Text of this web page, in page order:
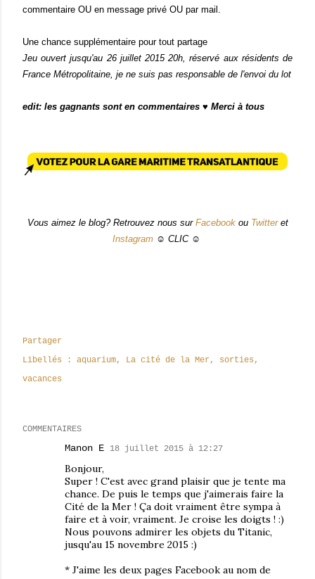
commentaire OU en message privé OU par mail.
Une chance supplémentaire pour tout partage
Jeu ouvert jusqu'au 26 juillet 2015 20h, réservé aux résidents de
France Métropolitaine, je ne suis pas responsable de l'envoi du lot
edit: les gagnants sont en commentaires ♥ Merci à tous
Vous aimez le blog? Retrouvez nous sur Facebookou Twitteret
Instagram☺ CLIC ☺
Partager
Libellés :
aquarium La cité de la Mer
sorties
vacances
COMMENTAIRES
Manon E 18 juillet 2015 à 12:27
Bonjour,
Super ! C'est avec grand plaisir que je tente ma
chance. De puis le temps que j'aimerais faire la
Cité de la Mer ! Ça doit vraiment être sympa à
faire et à voir, vraiment. Je croise les doigts ! :)
Nous pouvons admirer les objets du Titanic,
jusqu'au 15 novembre 2015 :)
* J'aime les deux pages Facebook au nom de